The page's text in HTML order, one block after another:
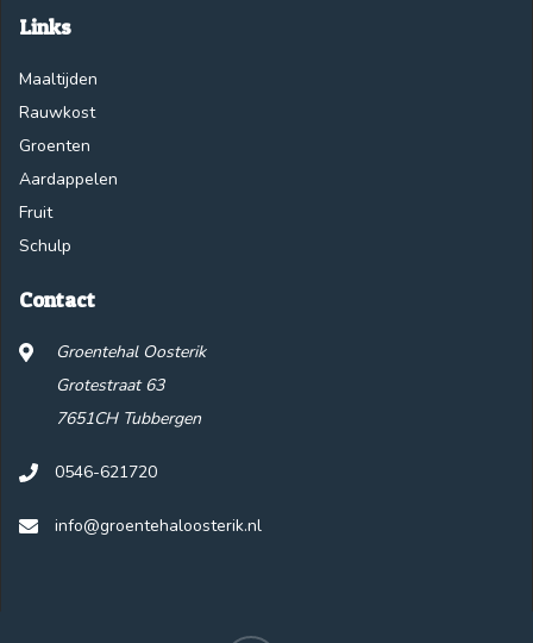
Links
Maaltijden
Rauwkost
Groenten
Aardappelen
Fruit
Schulp
Contact
Groentehal Oosterik
Grotestraat 63
7651CH Tubbergen
0546-621720
info@groentehaloosterik.nl